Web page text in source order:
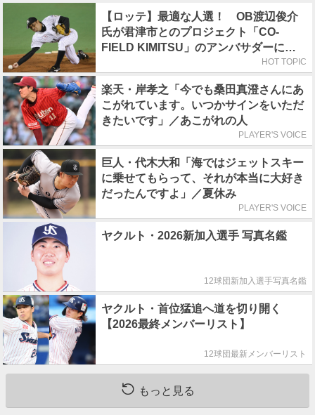
【ロッテ】最適な人選！ OB渡辺俊介
氏が君津市とのプロジェクト「CO-
FIELD KIMITSU」のアンバサダーに就
HOT TOPIC
楽天・岸孝之「今でも桑田真澄さんにあ
こがれています。いつかサインをいただ
きたいです」／あこがれの人
PLAYER'S VOICE
巨人・代木大和「海ではジェットスキー
に乗せてもらって、それが本当に大好き
だったんですよ」／夏休み
PLAYER'S VOICE
ヤクルト・2026新加入選手 写真名鑑
12球団新加入選手写真名鑑
ヤクルト・首位猛追へ道を切り開く
【2026最終メンバーリスト】
12球団最新メンバーリスト
もっと見る